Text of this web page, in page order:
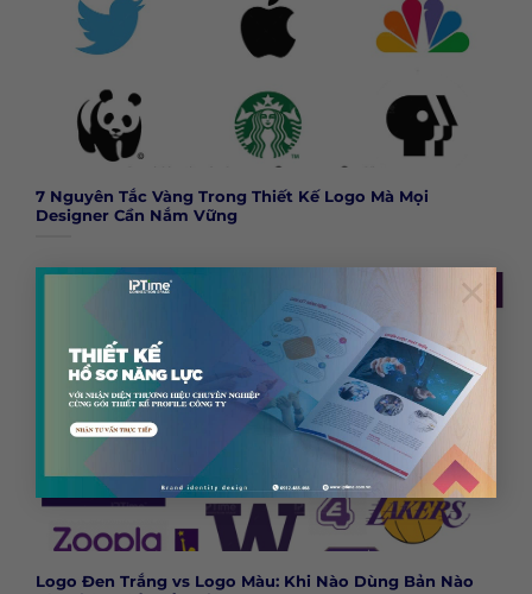
×
7 Nguyên Tắc Vàng Trong Thiết Kế Logo Mà Mọi
Designer Cần Nắm Vững
Logo Đen Trắng vs Logo Màu: Khi Nào Dùng Bản Nào